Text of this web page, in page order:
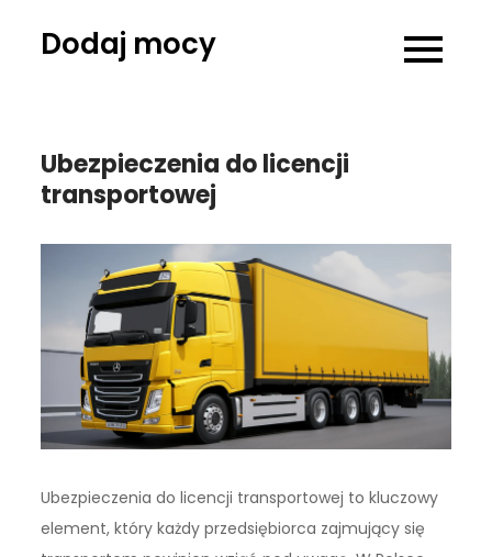
Dodaj mocy
Ubezpieczenia do licencji
transportowej
Ubezpieczenia do licencji transportowej to kluczowy
element, który każdy przedsiębiorca zajmujący się